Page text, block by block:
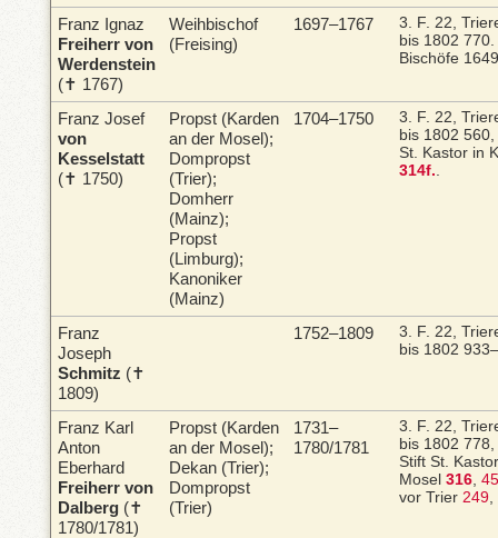
Franz Ignaz
Freiherr von
Werdenstein
(✝ 1767)
Weihbischof
(Freising)
1697–1767
3. F. 22,
bis 1802 770.
Bischöfe
Franz Josef
von
Kesselstatt
(✝ 1750)
Propst (Karden
an der Mosel);
Dompropst
(Trier);
Domherr
(Mainz);
Propst
(Limburg);
Kanoniker
(Mainz)
1704–1750
3. F. 22,
bis 1802
St. Kastor in
314f..
Franz
Joseph
Schmitz (✝
1809)
1752–1809
3. F. 22,
bis 1802
Franz Karl
Anton
Eberhard
Freiherr von
Dalberg (✝
1780/1781)
Propst (Karden
an der Mosel);
Dekan (Trier);
Dompropst
(Trier)
1731–
1780/1781
3. F. 22,
bis 1802
Stift St.
Mosel 316,
vor Trier 249,